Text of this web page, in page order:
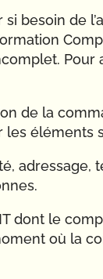
besoin de
de la
éléments
adressage,
dont le
où la